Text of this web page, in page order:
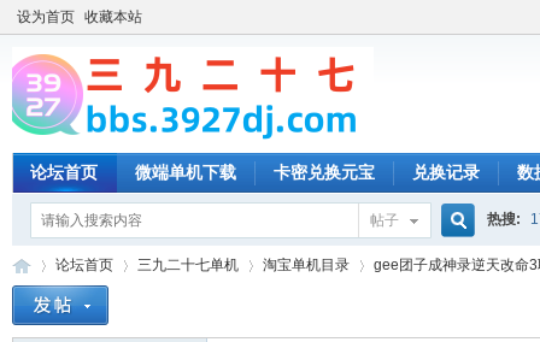
设为首页 收藏本站
论坛首页 微端单机下载 卡密兑换元宝 兑换记录 数
帖子
搜
热搜:
论坛首页 三九二十七单机 淘宝单机目录 gee团子成神录逆天改命